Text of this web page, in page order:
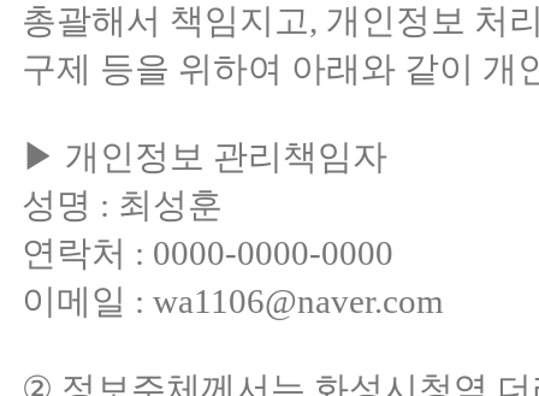
총괄해서 책임지고, 개인정보 처
구제 등을 위하여 아래와 같이 개
▶ 개인정보 관리책임자
성명 : 최성훈
연락처 : 0000-0000-0000
이메일 : wa1106@naver.com